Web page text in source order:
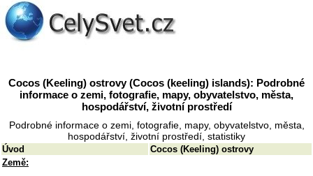
Cocos (Keeling) ostrovy (Cocos (keeling) islands): Podrobné
informace o zemi, fotografie, mapy, obyvatelstvo, města,
hospodářství, životní prostředí
Podrobné informace o zemi, fotografie, mapy, obyvatelstvo, města,
hospodářství, životní prostředí, statistiky
Úvod
Cocos (Keeling) ostrovy
Země: